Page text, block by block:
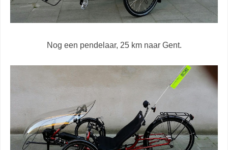
Nog een pendelaar, 25 km naar Gent.